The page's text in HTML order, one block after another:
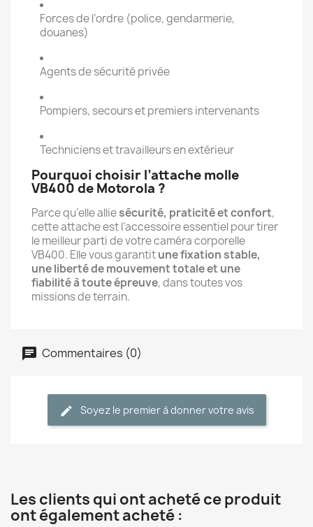
Forces de l’ordre (police, gendarmerie,
douanes)
Agents de sécurité privée
Pompiers, secours et premiers intervenants
Techniciens et travailleurs en extérieur
Pourquoi choisir l’attache molle
VB400 de Motorola ?
Parce qu’elle alliesécurité, praticité et confort,
cette attache est l’accessoire essentiel pour tirer
le meilleur parti de votre caméra corporelle
VB400. Elle vous garantitune fixation stable,
une liberté de mouvement totale et une
fiabilité à toute épreuve, dans toutes vos
missions de terrain.
Commentaires (0)
Soyez le premier à donner votre avis
Les clients qui ont acheté ce produit
ont également acheté :